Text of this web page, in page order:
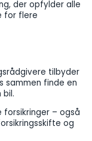
der opfylder alle
for flere
tilbyder
sammen finde en
bil.
forsikringer – også
og